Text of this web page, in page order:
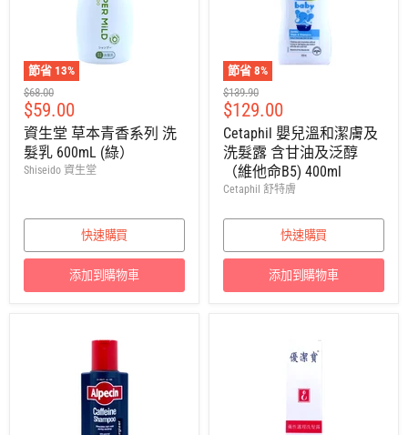
節省 13%
建
議
零
售
價
$68.00
售
價
$59.00
資生堂 草本青香系列 洗
髮乳 600mL (綠）
Shiseido 資生堂
快速購買
添加到購物車
節省 8%
建
議
零
售
價
$139.90
售
價
$129.00
Cetaphil 嬰兒溫和潔膚及
洗髮露 含甘油及泛醇
（維他命B5) 400ml
Cetaphil 舒特膚
快速購買
添加到購物車